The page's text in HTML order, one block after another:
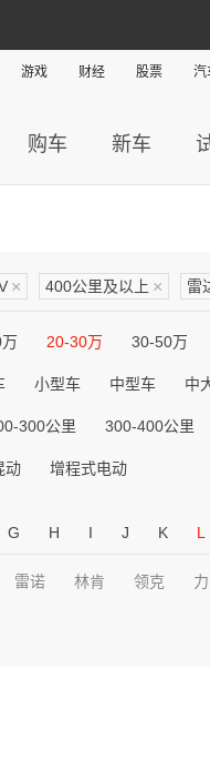
游戏 财经 股票 汽
购车 新车
× 400公里及以上 × 雷
20-30万 30-50万
小型车 中型车 中
300公里 300-400公里
动 增程式电动
G H I J K L
雷诺 林肯 领克